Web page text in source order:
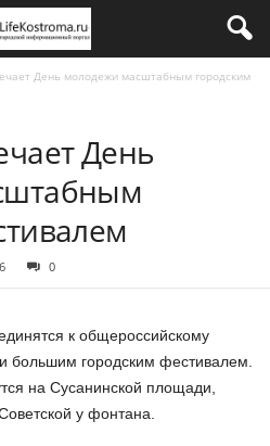
День молодежи масштабным городским
День
0
к общероссийскому
большим городским фестивалем.
на Сусанинской площади,
у фонтана.